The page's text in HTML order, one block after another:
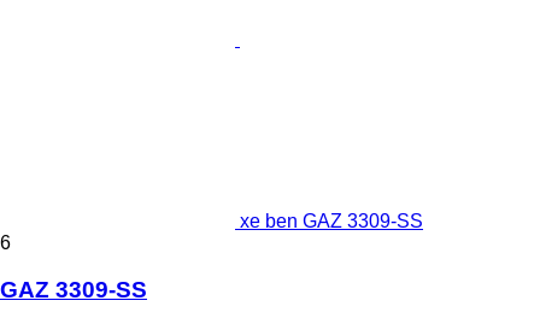
xe ben GAZ 3309-SS
6
GAZ 3309-SS